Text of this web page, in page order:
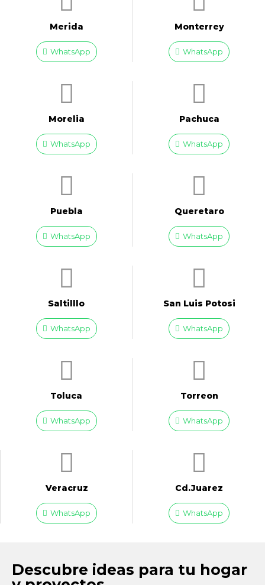
Merida
WhatsApp
Monterrey
WhatsApp
Morelia
WhatsApp
Pachuca
WhatsApp
Puebla
WhatsApp
Queretaro
WhatsApp
Saltilllo
WhatsApp
San Luis Potosi
WhatsApp
Toluca
WhatsApp
Torreon
WhatsApp
Veracruz
WhatsApp
Cd.Juarez
WhatsApp
Descubre ideas para tu hogar